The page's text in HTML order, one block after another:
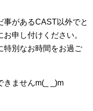
事があるCAST以外でと
申し付けください。
特別なお時間をお過ご
ませんm(_ _)m